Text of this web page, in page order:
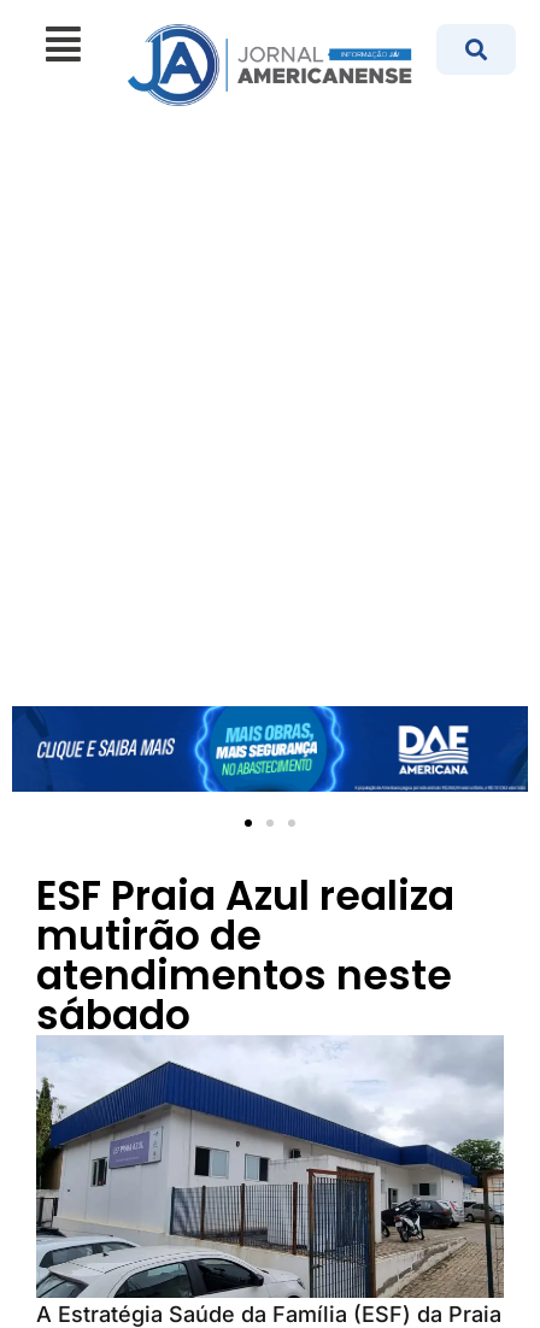
ESF Praia Azul realiza
mutirão de
atendimentos neste
sábado
A Estratégia Saúde da Família (ESF) da Praia